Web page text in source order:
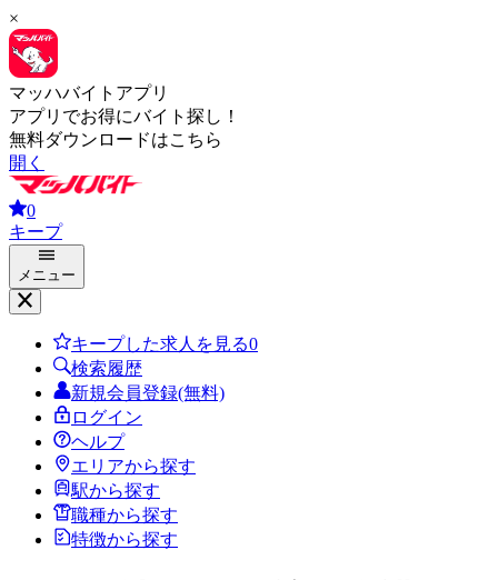
×
マッハバイトアプリ
アプリでお得にバイト探し！
無料ダウンロードはこちら
開く
0
キープ
メニュー
キープした求人を見る0
検索履歴
新規会員登録(無料)
ログイン
ヘルプ
エリアから探す
駅から探す
職種から探す
特徴から探す